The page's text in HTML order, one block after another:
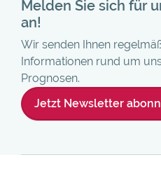
Melden Sie sich für
an!
Wir senden Ihnen
Informationen rund um
Prognosen.
Jetzt Newsletter